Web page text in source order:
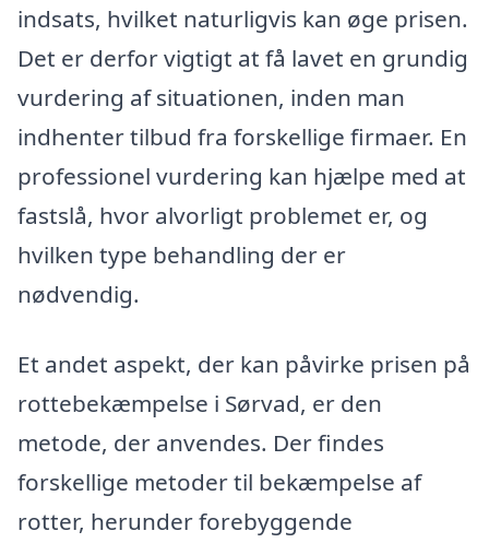
indsats, hvilket naturligvis kan øge prisen.
Det er derfor vigtigt at få lavet en grundig
vurdering af situationen, inden man
indhenter tilbud fra forskellige firmaer. En
professionel vurdering kan hjælpe med at
fastslå, hvor alvorligt problemet er, og
hvilken type behandling der er
nødvendig.
Et andet aspekt, der kan påvirke prisen på
rottebekæmpelse i Sørvad, er den
metode, der anvendes. Der findes
forskellige metoder til bekæmpelse af
rotter, herunder forebyggende